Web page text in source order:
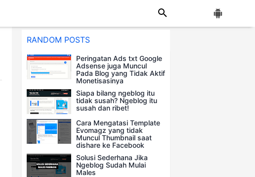
RANDOM POSTS
Peringatan Ads txt Google
Adsense juga Muncul
Pada Blog yang Tidak Aktif
Monetisasinya
Siapa bilang ngeblog itu
tidak susah? Ngeblog itu
susah dan ribet!
Cara Mengatasi Template
Evomagz yang tidak
Muncul Thumbnail saat
dishare ke Facebook
Solusi Sederhana Jika
Ngeblog Sudah Mulai
Males